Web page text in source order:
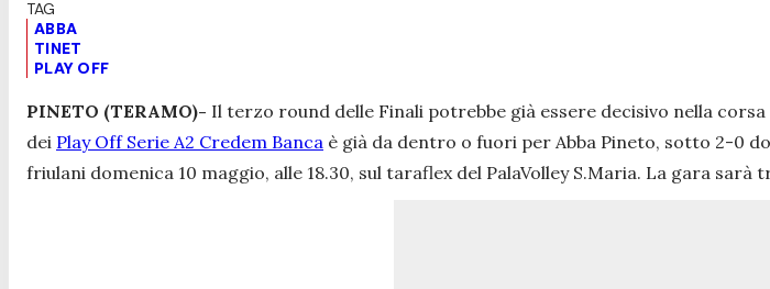
ABBA
TINET
PLAY OFF
PINETO (TERAMO)- Il terzo round delle Finali potrebbe già essere decisivo nella
dei Play Off Serie A2 Credem Banca è già da dentro o fuori per Abba Pineto, sotto 2-0
friulani domenica 10 maggio, alle 18.30, sul taraflex del PalaVolley S.Maria. La gara sarà